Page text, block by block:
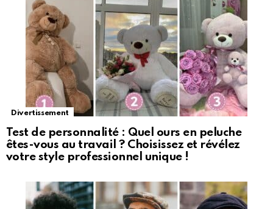
Divertissement
Test de personnalité : Quel ours en peluche
êtes-vous au travail ? Choisissez et révélez
votre style professionnel unique !